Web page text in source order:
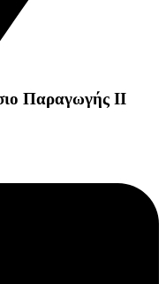
Παραγωγής ΙΙ